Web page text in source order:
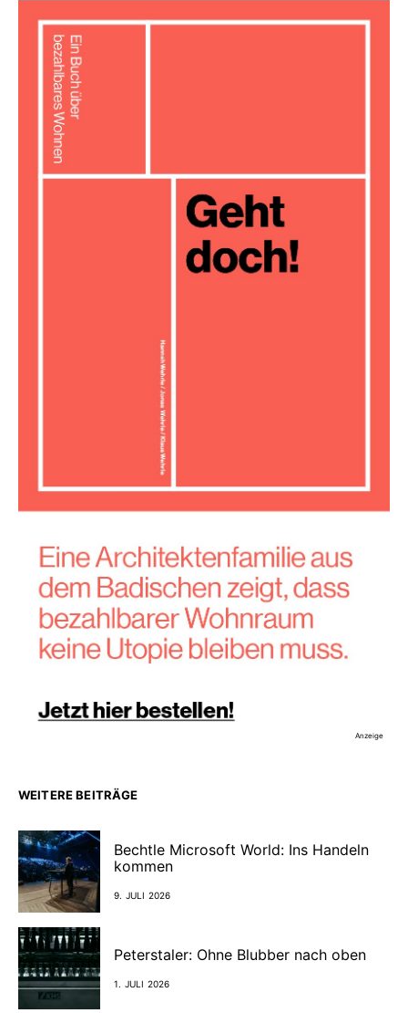
Anzeige
WEITERE BEITRÄGE
Bechtle Microsoft World: Ins Handeln
kommen
9. JULI 2026
Peterstaler: Ohne Blubber nach oben
1. JULI 2026